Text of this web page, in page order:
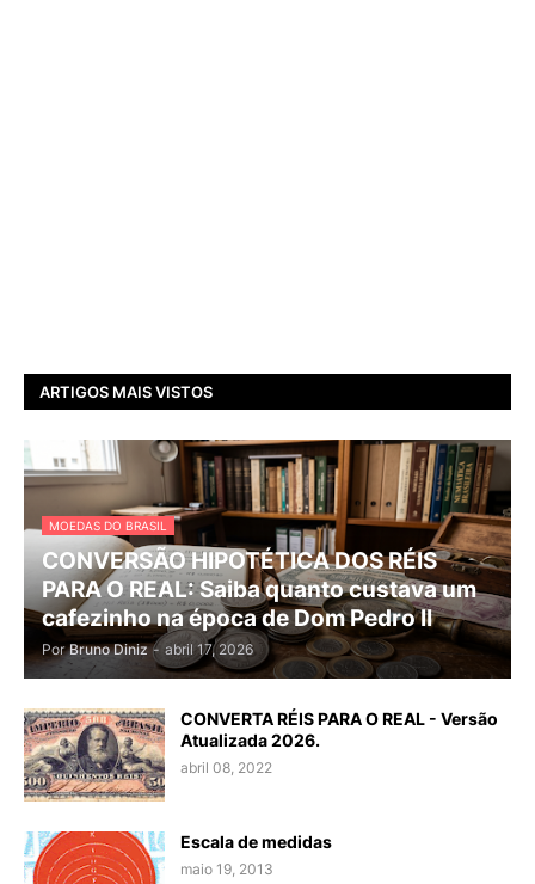
ARTIGOS MAIS VISTOS
MOEDAS DO BRASIL
CONVERSÃO HIPOTÉTICA DOS RÉIS
PARA O REAL: Saiba quanto custava um
cafezinho na época de Dom Pedro II
Por Bruno Diniz - abril 17, 2026
CONVERTA RÉIS PARA O REAL - Versão
Atualizada 2026.
abril 08, 2022
Escala de medidas
maio 19, 2013